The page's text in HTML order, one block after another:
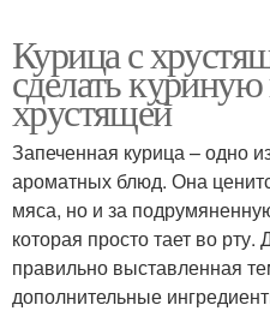
Курица с
сделать
хрустящей
Запеченная курица – одно
ароматных блюд. Она
мяса, но и за
которая просто тает во
правильно выставленная
дополнительные